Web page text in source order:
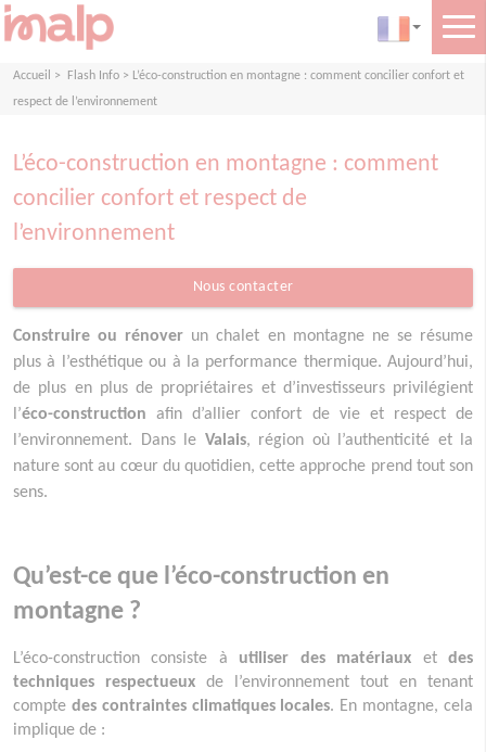
Accueil > Flash Info > L’éco-construction en montagne : comment concilier confort et
respect de l’environnement
L’éco-construction en montagne : comment
concilier confort et respect de
l’environnement
Nous contacter
Construire ou rénover un chalet en montagne ne se résume
plus à l’esthétique ou à la performance thermique. Aujourd’hui,
de plus en plus de propriétaires et d’investisseurs privilégient
l’éco-construction afin d’allier confort de vie et respect de
l’environnement. Dans le Valais, région où l’authenticité et la
nature sont au cœur du quotidien, cette approche prend tout son
sens.
Qu’est-ce que l’éco-construction en
montagne ?
L’éco-construction consiste à utiliser des matériaux etdes
techniques respectueux de l’environnement tout en tenant
compte des contraintes climatiques locales. En montagne, cela
implique de :